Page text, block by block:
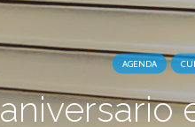
AGENDA
aniversario